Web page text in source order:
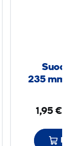
235 mm,
1,95 €